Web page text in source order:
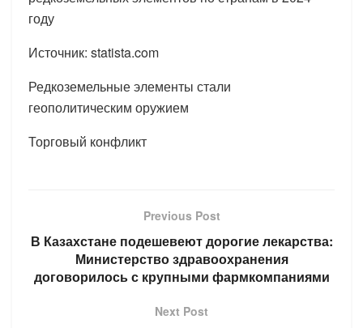
году
Источник: statista.com
Редкоземельные элементы стали
геополитическим оружием
Торговый конфликт
Previous Post
В Казахстане подешевеют дорогие лекарства:
Министерство здравоохранения
договорилось с крупными фармкомпаниями
Next Post